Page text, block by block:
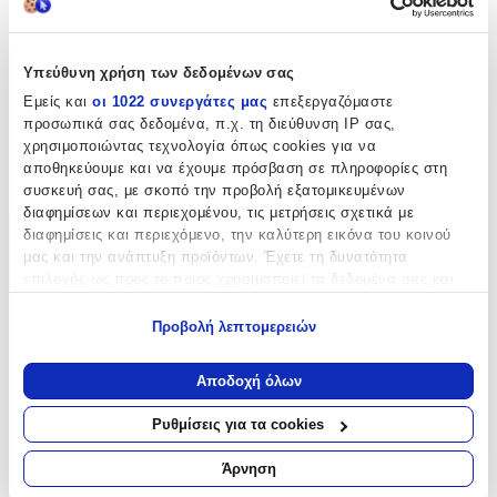
Υπεύθυνη χρήση των δεδομένων σας
Εμείς και οι 1022 συνεργάτες μας επεξεργαζόμαστε
προσωπικά σας δεδομένα, π.χ. τη διεύθυνση IP σας,
χρησιμοποιώντας τεχνολογία όπως cookies για να
αποθηκεύουμε και να έχουμε πρόσβαση σε πληροφορίες στη
συσκευή σας, με σκοπό την προβολή εξατομικευμένων
διαφημίσεων και περιεχομένου, τις μετρήσεις σχετικά με
διαφημίσεις και περιεχόμενο, την καλύτερη εικόνα του κοινού
μας και την ανάπτυξη προϊόντων. Έχετε τη δυνατότητα
Να συλλέξουμε πληροφορίες σχετικά με τη γεωγραφική
σας τοποθεσία, οι οποίες μπορεί να είναι ακριβείς σε
απόσταση μερικών μέτρων
Να αναγνωρίσουμε τη συσκευή σας σαρώνοντας ενεργά
για συγκεκριμένα χαρακτηριστικά (δακτυλικό αποτύπωμα)
Μάθετε περισσότερα σχετικά με τον τρόπο επεξεργασίας των
Προβολή λεπτομερειών
Αποδοχή όλων
Ρυθμίσεις για τα cookies
Άρνηση
Paperback / softback
Γλώσσα:
Αγγλικά
ISBN:
9781409117667
Χαρακτηριστικά
Χαρακτηριστικά
Συγγραφέας
Gayle Lynds
Εκδότης:
Orion (an Imprint of The Orion Publishing Group Ltd )